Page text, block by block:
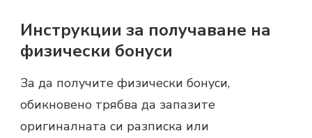
Инструкции за получаване на
физически бонуси
За да получите физически бонуси,
обикновено трябва да запазите
оригиналната си разписка или